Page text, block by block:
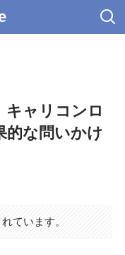
キャリコンロ
的な問いかけ
ています。